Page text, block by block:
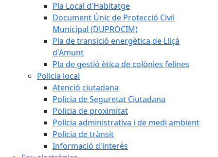
Pla Local d'Habitatge
Document Únic de Protecció Civil
Municipal (DUPROCIM)
Pla de transició energètica de Lliçà
d'Amunt
Pla de gestió ètica de colònies felines
Policia local
Atenció ciutadana
Policia de Seguretat Ciutadana
Policia de proximitat
Policia administrativa i de medi ambient
Policia de trànsit
Informació d'interès